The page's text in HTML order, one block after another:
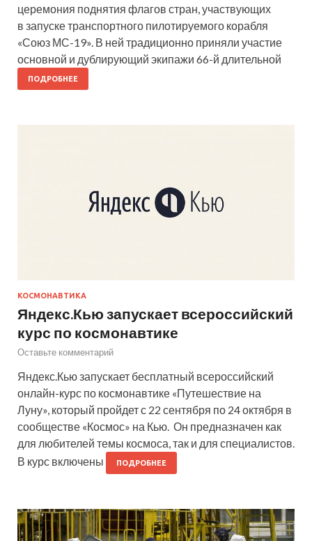
церемония поднятия флагов стран, участвующих
в запуске транспортного пилотируемого корабля
«Союз МС-19». В ней традиционно приняли участие
основной и дублирующий экипажи 66-й длительной
ПОДРОБНЕЕ
КОСМОНАВТИКА
Яндекс.Кью запускает всероссийский
курс по космонавтике
Оставьте комментарий
Яндекс.Кью запускает бесплатный всероссийский
онлайн-курс по космонавтике «Путешествие на
Луну», который пройдет с 22 сентября по 24 октября в
сообществе «Космос» на Кью. Он предназначен как
для любителей темы космоса, так и для специалистов.
В курс включены
ПОДРОБНЕЕ